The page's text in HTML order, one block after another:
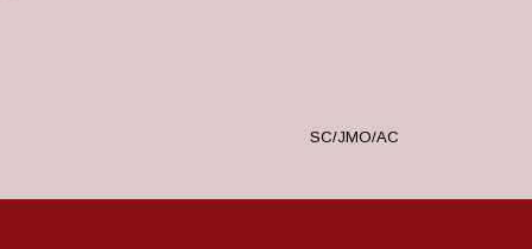
SC/JMO/AC